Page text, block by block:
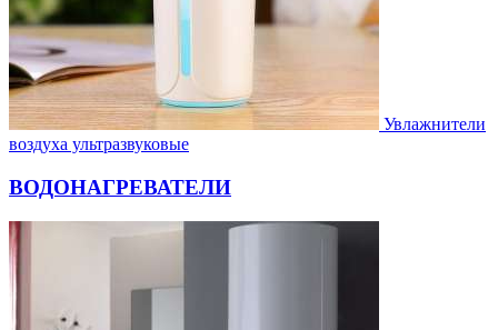
Увлажнители
воздуха ультразвуковые
ВОДОНАГРЕВАТЕЛИ